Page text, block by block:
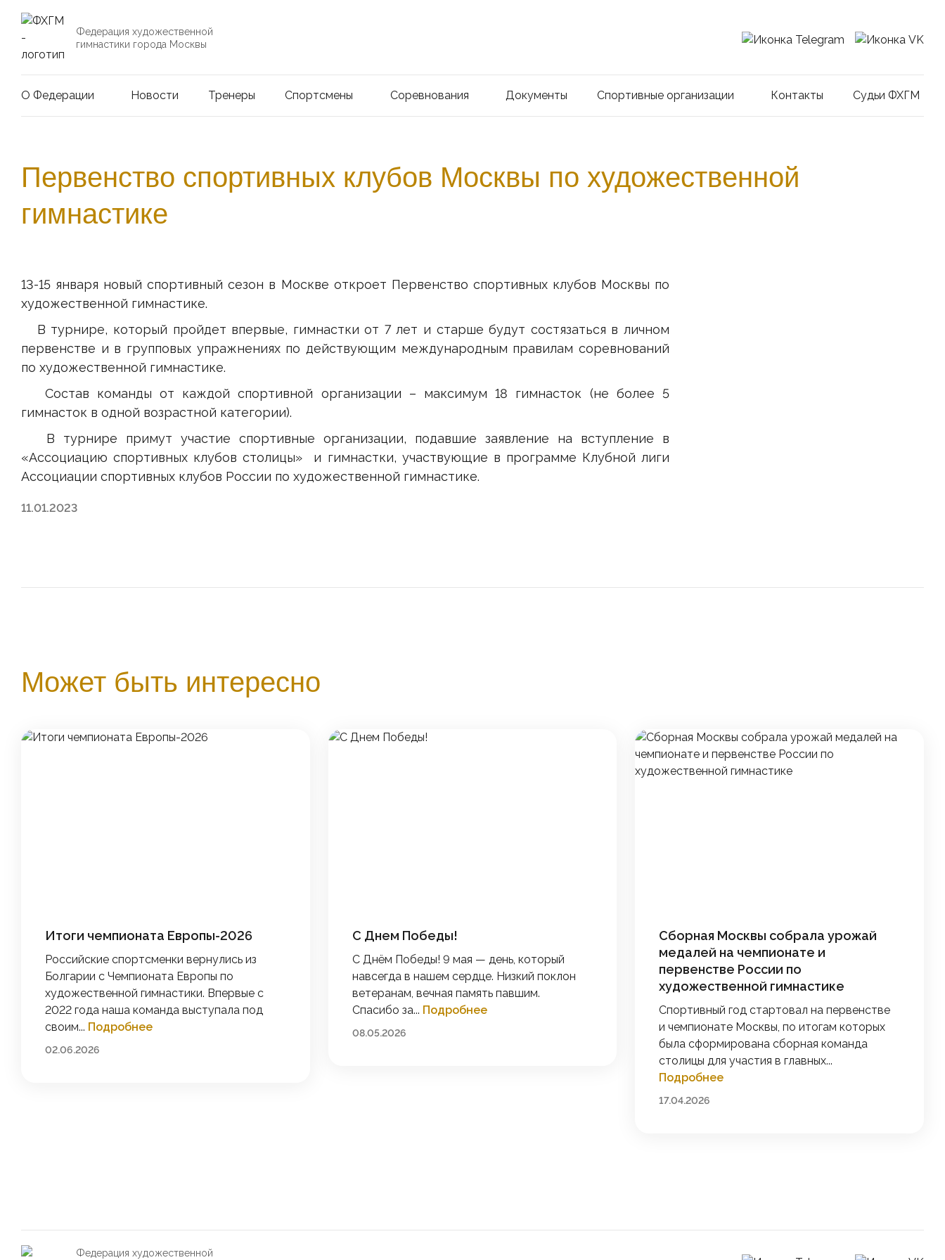
Федерация художественной
гимнастики города Москвы
На главную
Ссылка на Telegram
Ссылка на VK
О Федерации Новости Тренеры Спортсмены Соревнования Документы Спортивные организации Контакты Судьи ФХГМ
Первенство спортивных клубов Москвы по художественной
гимнастике
13-15 января новый спортивный сезон в Москве откроет Первенство спортивных клубов Москвы по
художественной гимнастике.
В турнире, который пройдет впервые, гимнастки от 7 лет и старше будут состязаться в личном
первенстве и в групповых упражнениях по действующим международным правилам соревнований
по художественной гимнастике.
Состав команды от каждой спортивной организации – максимум 18 гимнасток (не более 5
гимнасток в одной возрастной категории).
В турнире примут участие спортивные организации, подавшие заявление на вступление в
«Ассоциацию спортивных клубов столицы»
и гимнастки, участвующие в программе Клубной лиги
Ассоциации спортивных клубов России по художественной гимнастике.
11.01.2023
Может быть интересно
Итоги чемпионата Европы-2026
Российские спортсменки вернулись из
Болгарии с Чемпионата Европы по
художественной гимнастики. Впервые с
2022 года наша команда выступала под
своим... Подробнее
02.06.2026
С Днем Победы!
С Днём Победы! 9 мая — день, который
навсегда в нашем сердце. Низкий поклон
ветеранам, вечная память павшим.
Спасибо за... Подробнее
08.05.2026
Сборная Москвы собрала урожай
медалей на чемпионате и
первенстве России по
художественной гимнастике
Спортивный год стартовал на первенстве
и чемпионате Москвы, по итогам которых
была сформирована сборная команда
столицы для участия в главных...
Подробнее
17.04.2026
Федерация художественной
На главную